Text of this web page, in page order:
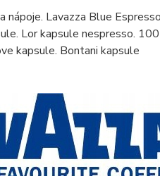
nápoje. Lavazza Blue
Lor kapsule nespresso.
kapsule. Bontani kapsule